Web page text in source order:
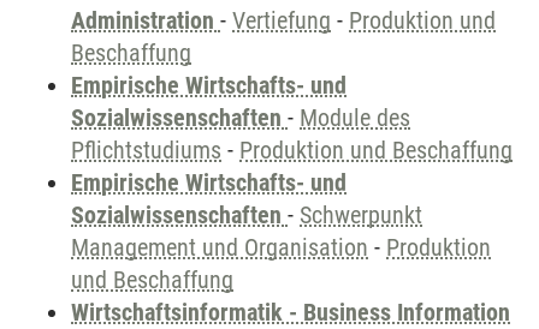
Administration - Vertiefung - Produktion und
Beschaffung
Empirische Wirtschafts- und
Sozialwissenschaften - Module des
Pflichtstudiums - Produktion und Beschaffung
Empirische Wirtschafts- und
Sozialwissenschaften - Schwerpunkt
Management und Organisation - Produktion
und Beschaffung
Wirtschaftsinformatik - Business Information